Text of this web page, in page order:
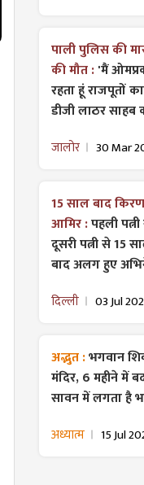
पाली पुलिस की
की मौत :'मैं
रहता हूं राजपूतों
डीजी लाठर
जालोर 30 Mar
15 साल बाद
आमिर :पहली
दूसरी पत्नी से 15
बाद अलग हुए
दिल्ली 03 Jul
अद्भुत :भगवान
मंदिर, 6 महीने में
सावन में लगता है
अध्यात्म 15 Jul